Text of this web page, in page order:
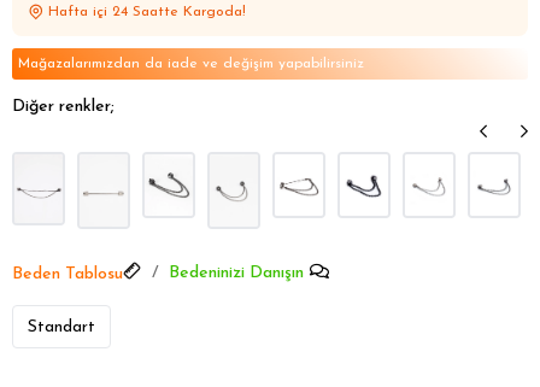
Aksesuarlarda Öne Çıkanlar
Hafta içi 24 Saatte Kargoda!
Mağazalarımızdan da iade ve değişim yapabilirsiniz
Diğer renkler;
Beden Tablosu Bedeninizi Danışın
Standart